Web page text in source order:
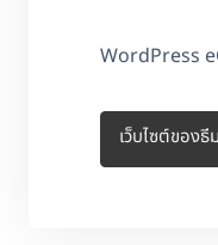
WordPress
เว็บไซต์ของธีม